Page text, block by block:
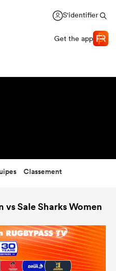
S'identifier
Get the app
Classement
vs Sale Sharks Women